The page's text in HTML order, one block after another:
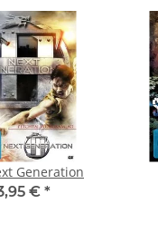
Generation
€ *